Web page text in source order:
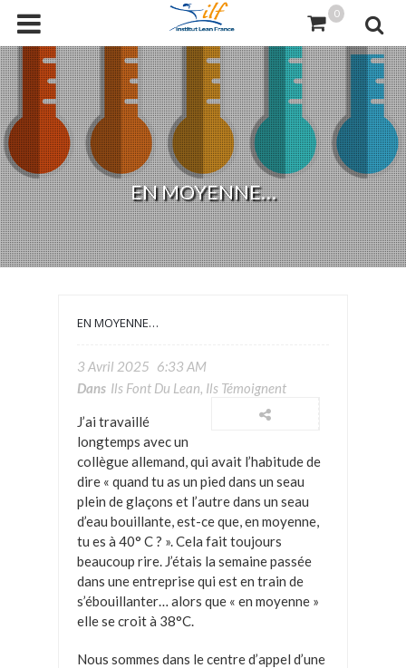
0
EN MOYENNE…
EN MOYENNE…
3 Avril 2025 6:33 AM
Dans Ils Font Du Lean, Ils Témoignent
J’ai travaillé
longtemps avec un
collègue allemand, qui avait l’habitude de
dire « quand tu as un pied dans un seau
plein de glaçons et l’autre dans un seau
d’eau bouillante, est-ce que, en moyenne,
tu es à 40° C ? ». Cela fait toujours
beaucoup rire. J’étais la semaine passée
dans une entreprise qui est en train de
s’ébouillanter… alors que « en moyenne »
elle se croit à 38°C.
Nous sommes dans le centre d’appel d’une